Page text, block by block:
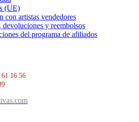
(UE)
con artistas vendedores
y reembolsos
del programa de afiliados
16 56